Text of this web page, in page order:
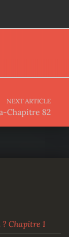
NEXT ARTICLE
Chapitre 82
Chapitre 1